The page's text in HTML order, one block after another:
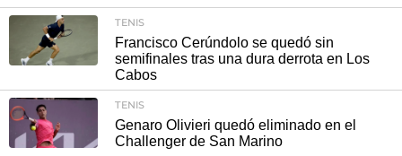
TENIS
Francisco Cerúndolo se quedó sin
semifinales tras una dura derrota en Los
Cabos
TENIS
Genaro Olivieri quedó eliminado en el
Challenger de San Marino